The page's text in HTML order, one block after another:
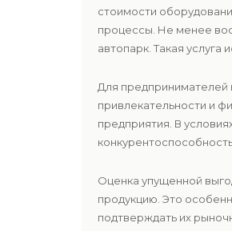
стоимости
процессы. Не менее
автопарк. Такая
Для предпринимателей
привлекательности и
предприятия. В
Оценка упущенной
продукцию. Это
подтверждать их